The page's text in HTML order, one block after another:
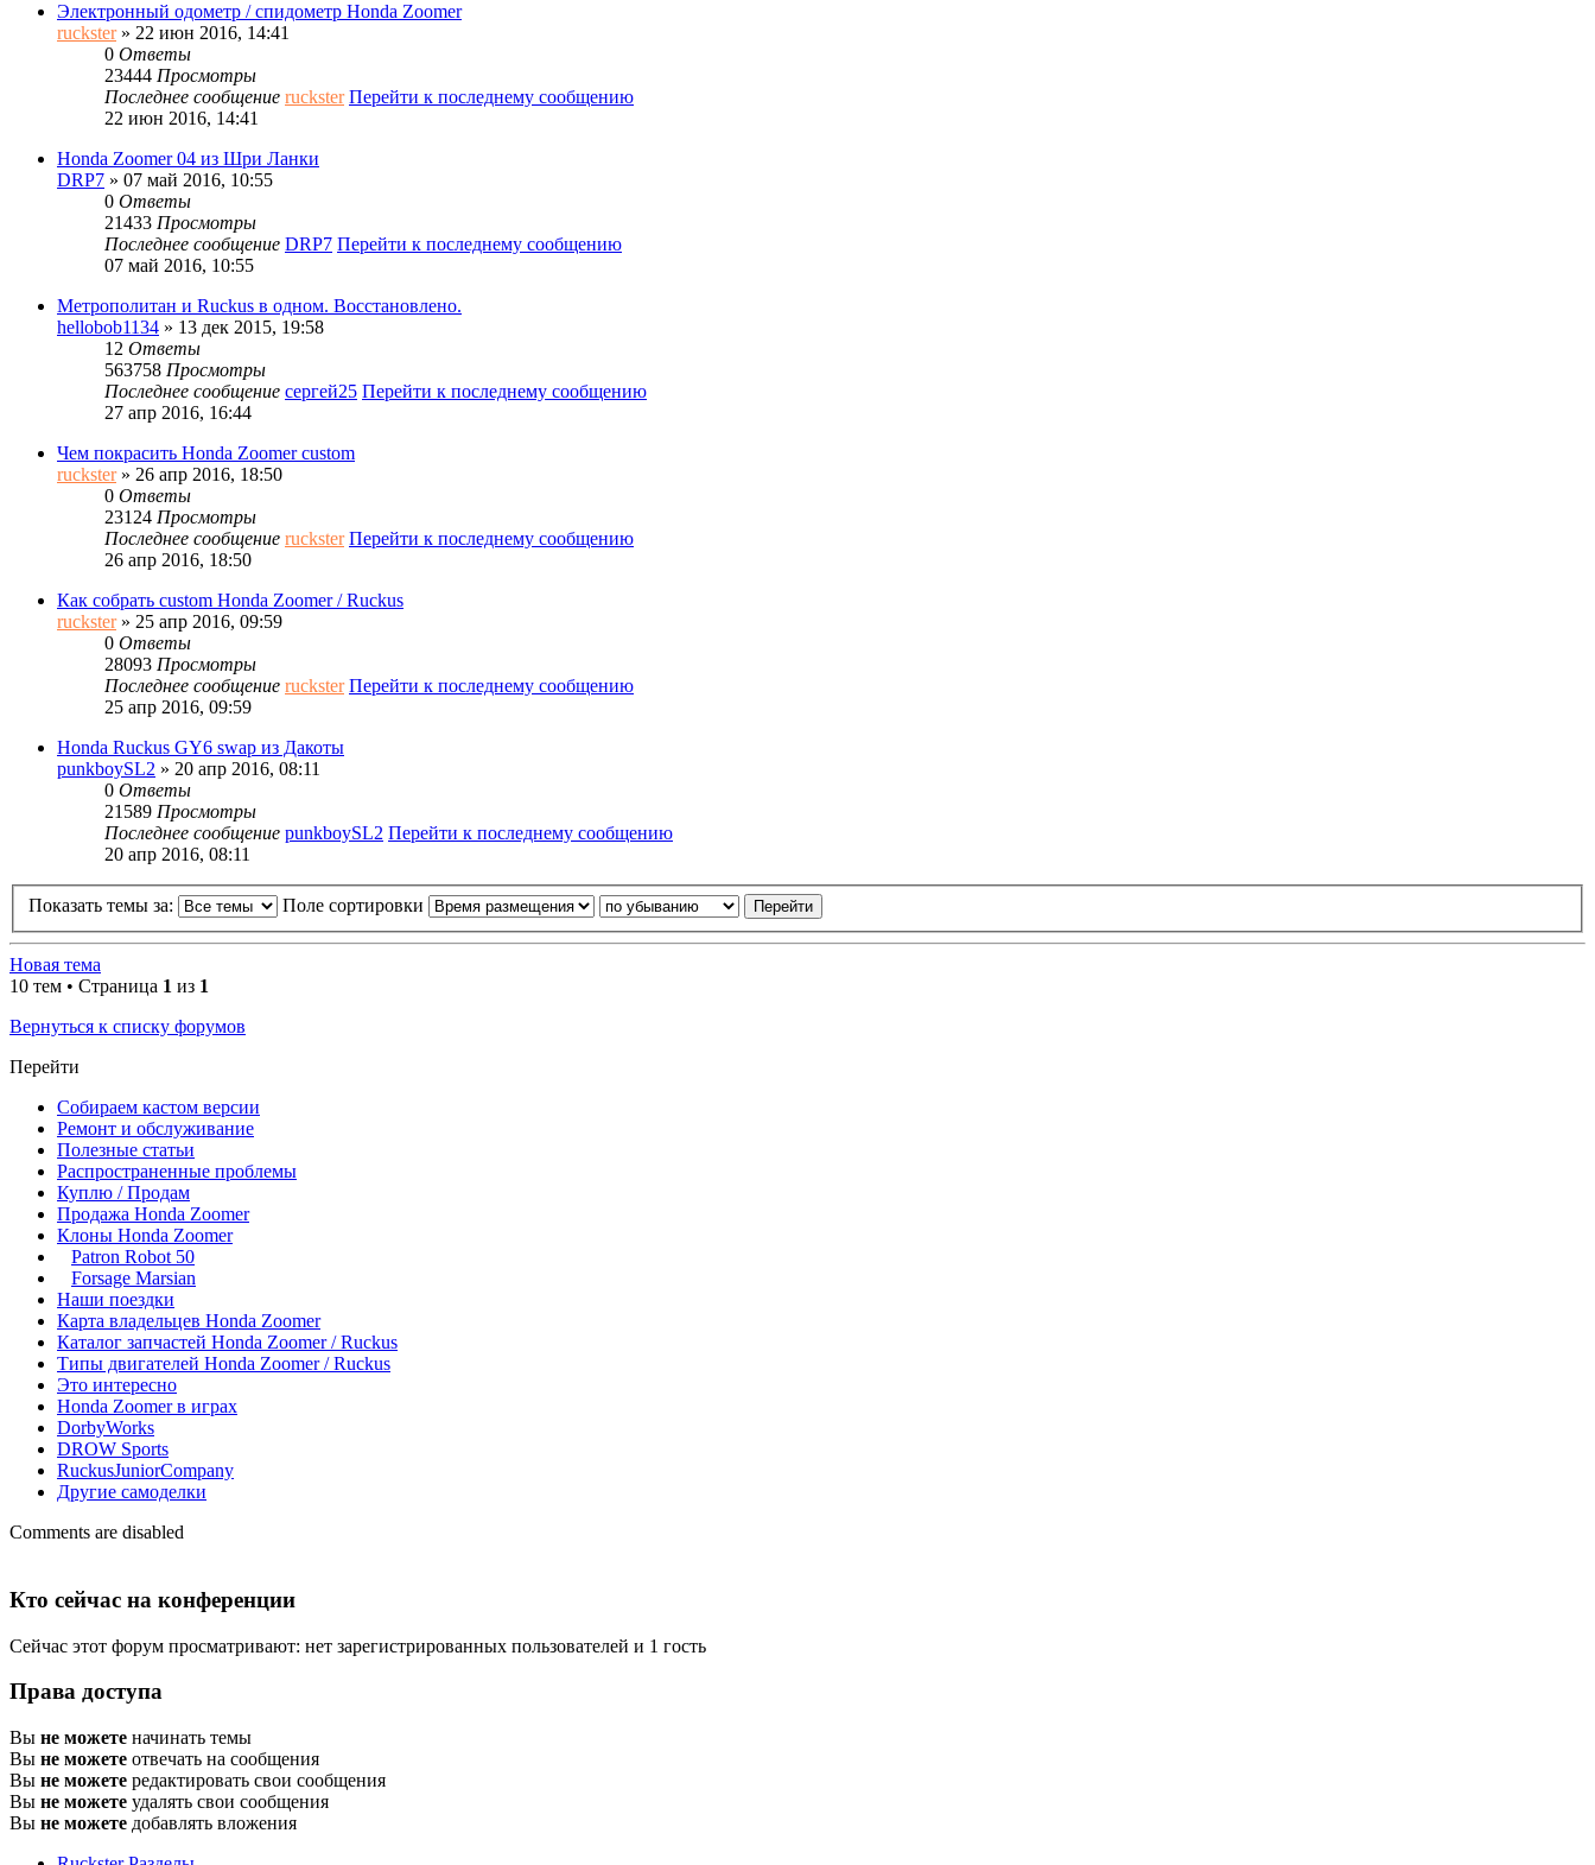
Электронный одометр / спидометр Honda Zoomer
ruckster» 22 июн 2016, 14:41
0 Ответы
23444 Просмотры
Последнее сообщение ruckster Перейти к последнему сообщению
22 июн 2016, 14:41
Honda Zoomer 04 из Шри Ланки
DRP7 » 07 май 2016, 10:55
0 Ответы
21433 Просмотры
Последнее сообщение DRP7 Перейти к последнему сообщению
07 май 2016, 10:55
Метрополитан и Ruckus в одном. Восстановлено.
hellobob1134 » 13 дек 2015, 19:58
12 Ответы
563758 Просмотры
Последнее сообщение сергей25 Перейти к последнему сообщению
27 апр 2016, 16:44
Чем покрасить Honda Zoomer custom
ruckster» 26 апр 2016, 18:50
0 Ответы
23124 Просмотры
Последнее сообщение ruckster Перейти к последнему сообщению
26 апр 2016, 18:50
Как собрать custom Honda Zoomer / Ruckus
ruckster» 25 апр 2016, 09:59
0 Ответы
28093 Просмотры
Последнее сообщение ruckster Перейти к последнему сообщению
25 апр 2016, 09:59
Honda Ruckus GY6 swap из Дакоты
punkboySL2 » 20 апр 2016, 08:11
0 Ответы
21589 Просмотры
Последнее сообщение punkboySL2 Перейти к последнему сообщению
20 апр 2016, 08:11
Показать темы за: Поле сортировки
Новая тема
10 тем • Страница 1 из 1
Вернуться к списку форумов
Перейти
Собираем кастом версии
Ремонт и обслуживание
Полезные статьи
Распространенные проблемы
Куплю / Продам
Продажа Honda Zoomer
Клоны Honda Zoomer
Patron Robot 50
Forsage Marsian
Наши поездки
Карта владельцев Honda Zoomer
Каталог запчастей Honda Zoomer / Ruckus
Типы двигателей Honda Zoomer / Ruckus
Это интересно
Honda Zoomer в играх
DorbyWorks
DROW Sports
RuckusJuniorCompany
Другие самоделки
Comments are disabled
Кто сейчас на конференции
Сейчас этот форум просматривают: нет зарегистрированных пользователей и 1 гость
Права доступа
Вы не можете начинать темы
Вы не можете отвечать на сообщения
Вы не можете редактировать свои сообщения
Вы не можете удалять свои сообщения
Вы не можете добавлять вложения